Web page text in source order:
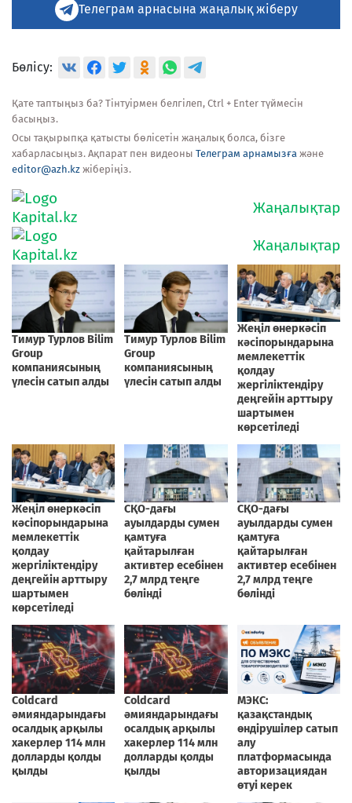
Телеграм арнасына жаңалық жіберу
Бөлісу:
Қате таптыңыз ба? Тінтуірмен белгілеп, Ctrl + Enter түймесін
басыңыз.
Осы тақырыпқа қатысты бөлісетін жаңалық болса, бізге
хабарласыңыз. Ақпарат пен видеоны Телеграм арнамызға және
editor@azh.kz жіберіңіз.